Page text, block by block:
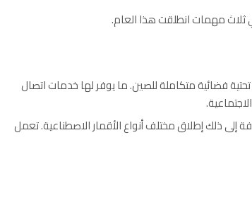
ثلاث مهمات انطلقت هذا العام.
تحتية فضائية متكاملة للصين. ما يوفر لها خدمات اتصال
إلى ذلك إطلاق مختلف أنواع الأقمار الاصطناعية. تعمل